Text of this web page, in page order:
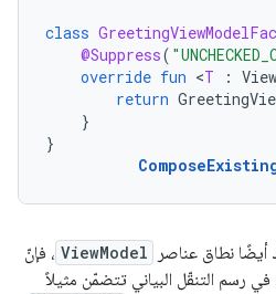
class
@Suppress(
override fun <T :
return
}
}
أيضًا نطاق عناصر ViewModel ، فإنّ
رسم التنقّل البياني تتضمّن مثيلاً